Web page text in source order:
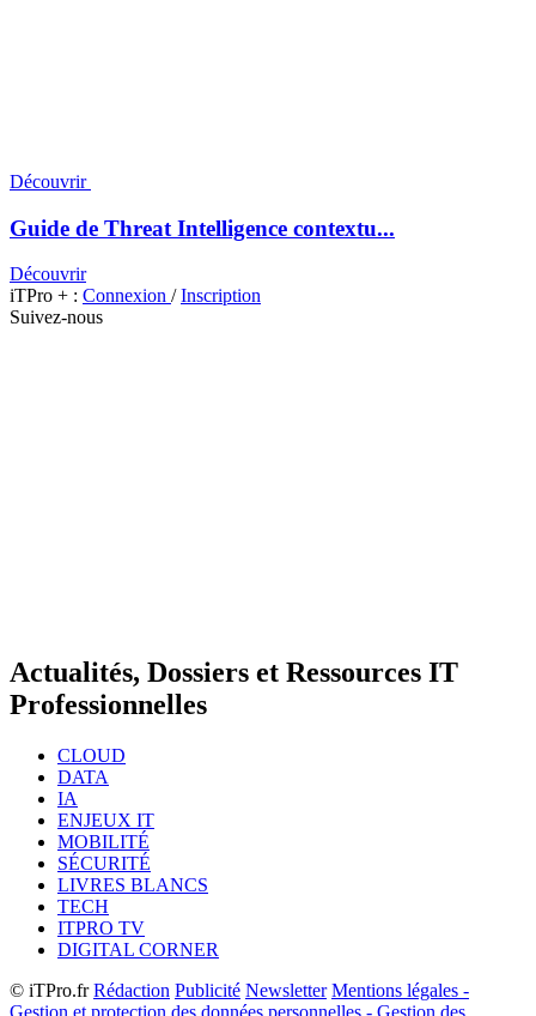
Découvrir
Guide de Threat Intelligence contextu...
Découvrir
iTPro + : Connexion /Inscription
Suivez-nous
Actualités, Dossiers et Ressources IT
Professionnelles
CLOUD
DATA
IA
ENJEUX IT
MOBILITÉ
SÉCURITÉ
LIVRES BLANCS
TECH
ITPRO TV
DIGITAL CORNER
© iTPro.frRédaction Publicité Newsletter Mentions légales -